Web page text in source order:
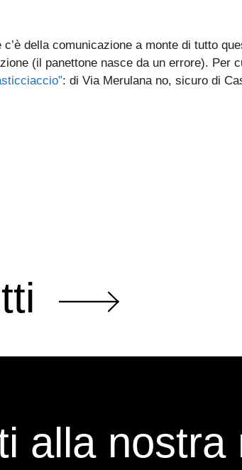
della comunicazione a monte di tutto
(il panettone nasce da un errore).
: di Via Merulana no, sicuro di
alla nostra